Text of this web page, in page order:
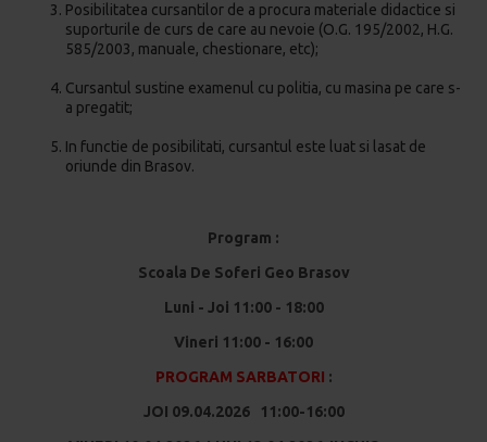
Posibilitatea cursantilor de a procura materiale didactice si
suporturile de curs de care au nevoie (O.G. 195/2002, H.G.
585/2003, manuale, chestionare, etc);
Cursantul sustine examenul cu politia, cu masina pe care s-
a pregatit;
In functie de posibilitati, cursantul este luat si lasat de
oriunde din Brasov.
Program :
Scoala De Soferi Geo Brasov
Luni - Joi 11:00 - 18:00
Vineri 11:00 - 16:00
PROGRAM SARBATORI :
JOI 09.04.2026 11:00-16:00